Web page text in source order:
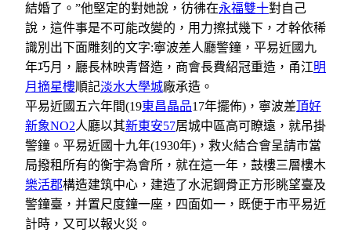
結婚了。”他堅定的對她說，彷彿在永福雙十對自己
說，這件事是不可能改變的，用力擦拭幾下，才幹依稀
識別出下面雕刻的文字:寧波差人廳警鐘，平易近國九
年巧月，廳長林映青督造，商會長費紹冠重造，甬江明
月摘星樓順記淡水大學城廠承造。
平易近國五六年間(19東昌晶品17年擺佈)，寧波差頂好
新象NO2人廳以其新東安57居城中區高可瞭遠，就吊掛
警鐘。平易近國十九年(1930年)，救火結合會呈請市當
局撥租所有的衡宇為會所，就在這一年，鼓樓三層樓木
樂活郡構造建筑中心，建造了水泥鋼骨正方形眺望臺及
警鐘臺，并置尺度鐘一座，四面如一，既便于市平易近
計時，又可以報火災。